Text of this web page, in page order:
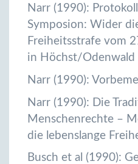
Narr (1990):
Symposion: Wider
Freiheitsstrafe vom
in Höchst/Odenwald
Narr (1990):
Narr (1990): Die
Menschenrechte –
die lebenslange
Busch et al (1990):